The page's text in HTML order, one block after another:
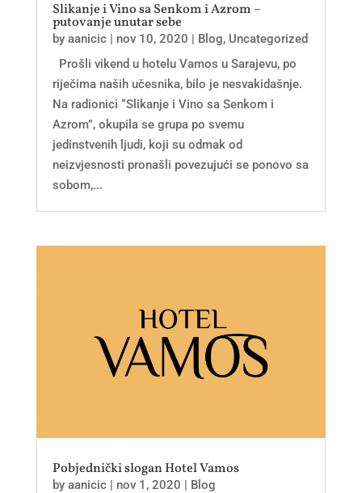
Slikanje i Vino sa Senkom i Azrom –
putovanje unutar sebe
by aanicic| nov 10, 2020 Blog, Uncategorized
Prošli vikend u hotelu Vamos u Sarajevu, po
riječima naših učesnika, bilo je nesvakidašnje.
Na radionici “Slikanje i Vino sa Senkom i
Azrom”, okupila se grupa po svemu
jedinstvenih ljudi, koji su odmak od
neizvjesnosti pronašli povezujući se ponovo sa
sobom,...
Pobjednički slogan Hotel Vamos
by aanicic| nov 1, 2020 | Blog